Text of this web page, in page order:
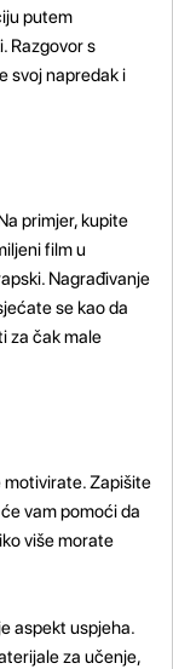
putem
Razgovor s
svoj napredak i
primjer, kupite
film u
Nagrađivanje
se kao da
za čak male
motivirate. Zapišite
vam pomoći da
više morate
aspekt uspjeha.
za učenje,